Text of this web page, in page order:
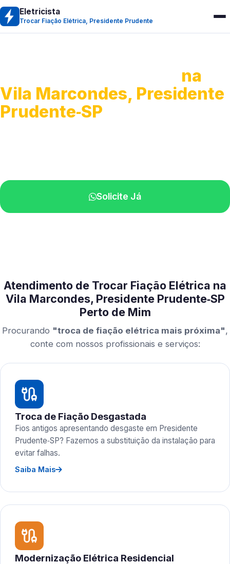
Eletricista
Trocar Fiação Elétrica, Presidente Prudente
na
Vila Marcondes, Presidente
Prudente‑SP
Solicite Já
Atendimento de Trocar Fiação Elétrica na
Vila Marcondes, Presidente Prudente‑SP
Perto de Mim
Procurando "troca de fiação elétrica mais próxima",
conte com nossos profissionais e serviços:
Troca de Fiação Desgastada
Fios antigos apresentando desgaste em Presidente
Prudente‑SP? Fazemos a substituição da instalação para
evitar falhas.
Saiba Mais
Modernização Elétrica Residencial